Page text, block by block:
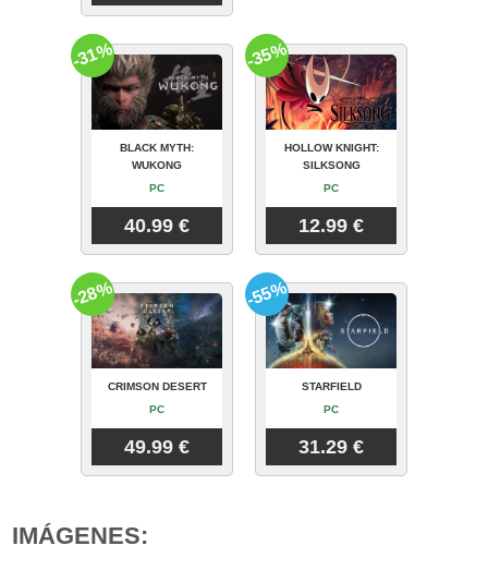
BLACK MYTH:
WUKONG
PC
40.99 €
-31%
HOLLOW KNIGHT:
SILKSONG
PC
12.99 €
-35%
CRIMSON DESERT
PC
49.99 €
-28%
STARFIELD
PC
31.29 €
-55%
IMÁGENES: